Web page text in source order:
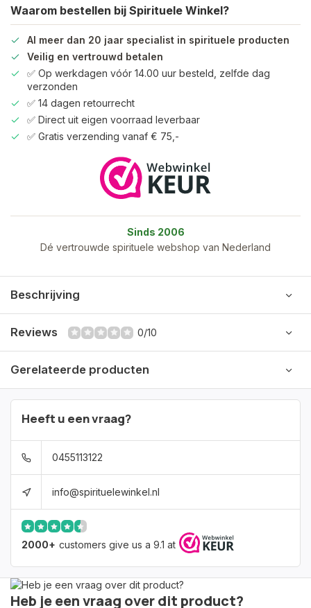
Waarom bestellen bij Spirituele Winkel?
Al meer dan 20 jaar specialist in spirituele producten
Veilig en vertrouwd betalen
✅ Op werkdagen vóór 14.00 uur besteld, zelfde dag
verzonden
✅ 14 dagen retourrecht
✅ Direct uit eigen voorraad leverbaar
✅ Gratis verzending vanaf € 75,-
Sinds 2006
Dé vertrouwde spirituele webshop van Nederland
Beschrijving
Reviews 0/10
Gerelateerde producten
Heeft u een vraag?
0455113122
info@spirituelewinkel.nl
2000+ customers give us a 9.1 at
Heb je een vraag over dit product?